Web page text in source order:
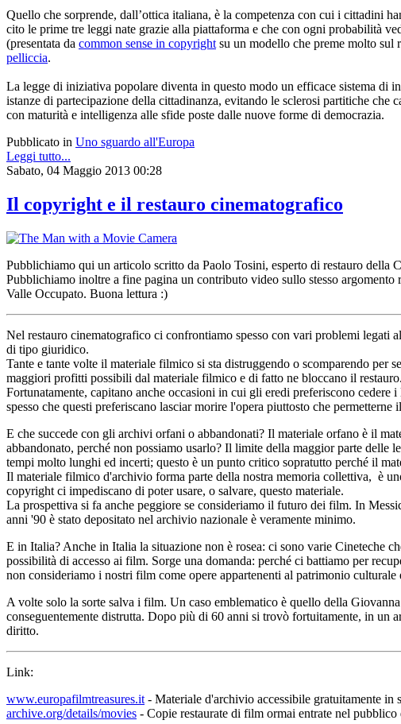
Quello che sorprende, dall’ottica italiana, è la competenza con cui i cittadini
cito le prime tre leggi nate grazie alla piattaforma e che con ogni probabilità
(presentata da common sense in copyright su un modello che preme molto sul
pelliccia.
La legge di iniziativa popolare diventa in questo modo un efficace sistema di
istanze di partecipazione della cittadinanza, evitando le sclerosi partitiche
con maturità e intelligenza alle sfide poste dalle nuove forme di democrazia.
Pubblicato in Uno sguardo all'Europa
Leggi tutto...
Sabato, 04 Maggio 2013 00:28
Il copyright e il restauro cinematografico
Pubblichiamo qui un articolo scritto da Paolo Tosini, esperto di restauro della
Pubblichiamo inoltre a fine pagina un contributo video sullo stesso
Valle Occupato. Buona lettura :)
Nel restauro cinematografico ci confrontiamo spesso con vari problemi
di tipo giuridico.
Tante e tante volte il materiale filmico si sta distruggendo o scomparendo
maggiori profitti possibili dal materiale filmico e di fatto ne bloccano il restauro.
Fortunatamente, capitano anche occasioni in cui gli eredi preferiscono
spesso che questi preferiscano lasciar morire l'opera piuttosto che permetterne
E che succede con gli archivi orfani o abbandonati? Il materiale orfano è il
abbandonato, perché non possiamo usarlo? Il limite della maggior parte
tempi molto lunghi ed incerti; questo è un punto critico sopratutto perché il
Il materiale filmico d'archivio forma parte della nostra memoria collettiva, è
copyright ci impediscano di poter usare, o salvare, questo materiale.
La prospettiva si fa anche peggiore se consideriamo il futuro dei film. In
anni '90 è stato depositato nel archivio nazionale è veramente minimo.
E in Italia? Anche in Italia la situazione non è rosea: ci sono varie Cineteche
possibilità di accesso ai film. Sorge una domanda: perché ci battiamo per
non consideriamo i nostri film come opere appartenenti al patrimonio
A volte solo la sorte salva i film. Un caso emblematico è quello della
conseguentemente distrutta. Dopo più di 60 anni si trovò fortuitamente, in un
diritto.
Link:
www.europafilmtreasures.it - Materiale d'archivio accessibile gratuitamente in
archive.org/details/movies - Copie restaurate di film ormai entrate nel